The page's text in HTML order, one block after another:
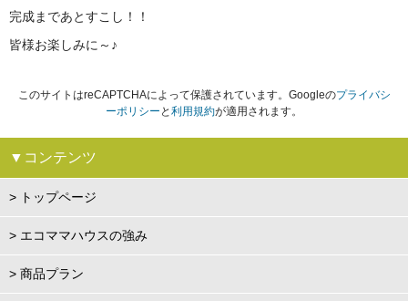
完成まであとすこし！！
皆様お楽しみに～♪
このサイトはreCAPTCHAによって保護されています。Googleのプライバシ
ーポリシー と 利用規約が適用されます。
▼コンテンツ
> トップページ
> エコママハウスの強み
> 商品プラン